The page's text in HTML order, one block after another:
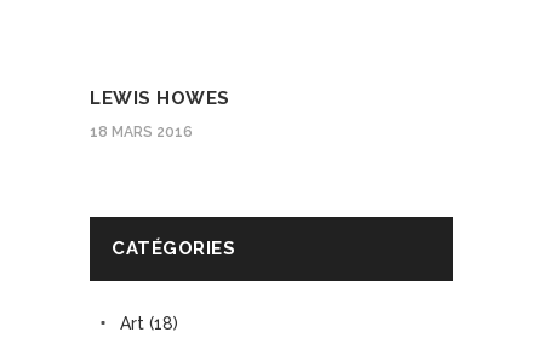
LEWIS HOWES
18 MARS 2016
CATÉGORIES
Art (18)